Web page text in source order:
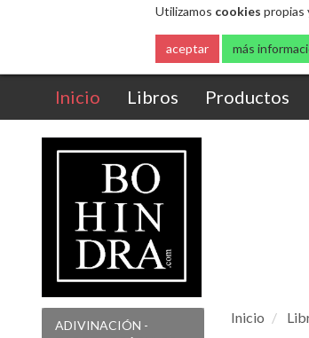
Utilizamos cookies propias
aceptar más
Inicio (current)
Libros Productos
ADIVINACIÓN -
Inicio